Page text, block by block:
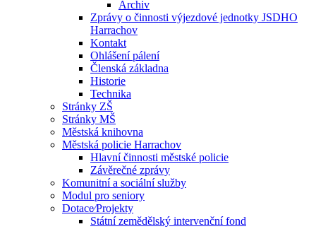
Archiv
Zprávy o činnosti výjezdové jednotky JSDHO
Harrachov
Kontakt
Ohlášení pálení
Členská základna
Historie
Technika
Stránky ZŠ
Stránky MŠ
Městská knihovna
Městská policie Harrachov
Hlavní činnosti městské policie
Závěrečné zprávy
Komunitní a sociální služby
Modul pro seniory
Dotace⁄Projekty
Státní zemědělský intervenční fond